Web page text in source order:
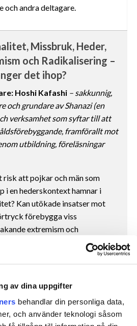
av dina uppgifter
behandlar din personliga data,
och använder teknologi såsom
och andra deltagare.
Missbruk, Heder,
och Radikalisering –
det ihop?
Hoshi Kafashi– sakkunnig,
och grundare av Shanazi (en
verksamhet som syftar till att
framförallt mot
utbildning, föreläsningar
risk att pojkar och män som
i en hederskontext hamnar i
Kan utökade insatser mot
förebygga viss
extremism och
och hur kan ett sådant
göra mer?
lyfter Hoshi fram pojkars
mäns dubbla och komplexa roller
där de ofta är både